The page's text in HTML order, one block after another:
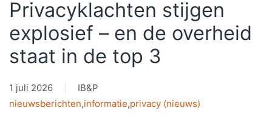
Privacyklachten stijgen
explosief – en de overheid
staat in de top 3
1 juli 2026
IB&P
nieuwsberichten,informatie,privacy (nieuws)